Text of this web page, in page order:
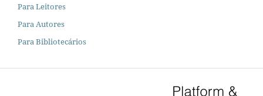
Para Leitores
Para Autores
Para Bibliotecários